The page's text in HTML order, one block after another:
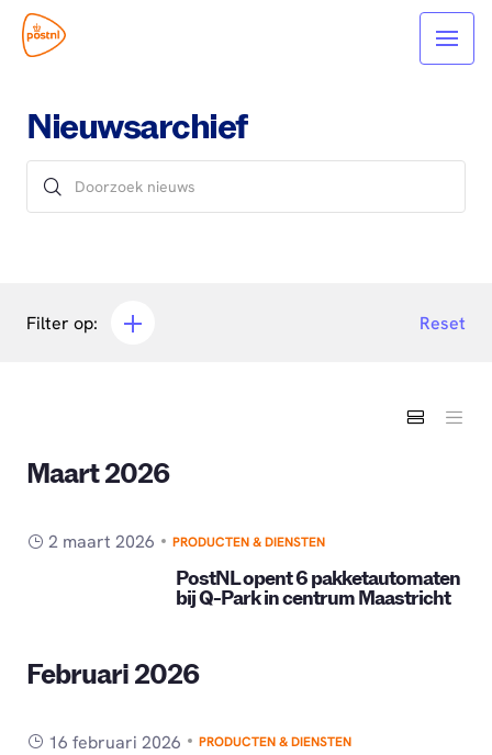
Nieuwsarchief
Filter op: Reset
Maart 2026
2 maart 2026 PRODUCTEN & DIENSTEN
PostNL opent 6 pakketautomaten
bij Q-Park in centrum Maastricht
Februari 2026
16 februari 2026 PRODUCTEN & DIENSTEN